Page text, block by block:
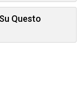
Questo